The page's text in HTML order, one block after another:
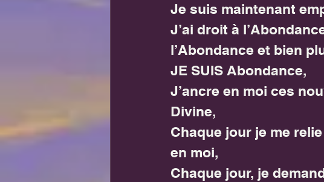
Je suis maintenant
J’ai droit à
l’Abondance et bien
JE SUIS Abondance,
J’ancre en moi ces
Divine,
Chaque jour je me
en moi,
Chaque jour, je